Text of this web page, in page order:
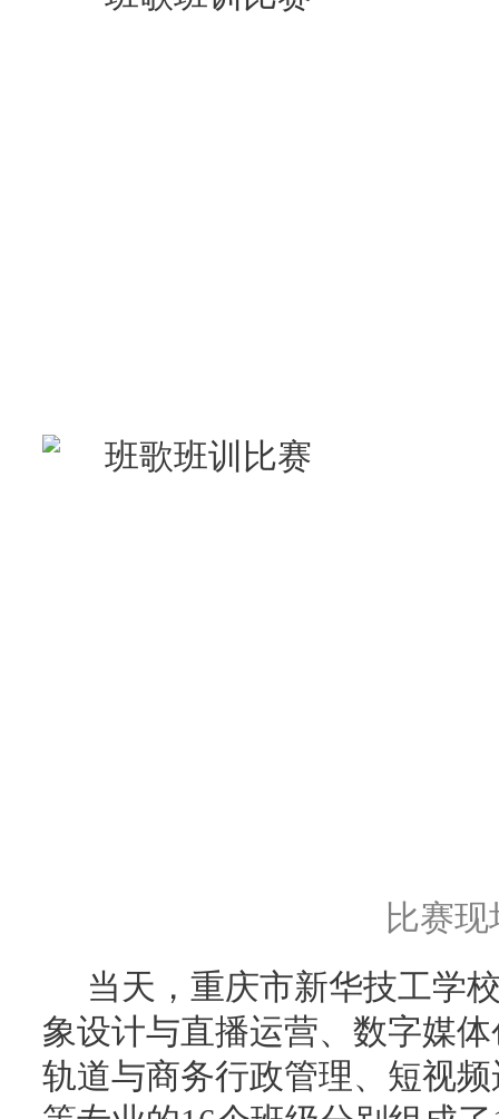
比赛现
当天，重庆市新华技工学
象设计与直播运营、数字媒
轨道与商务行政管理、短视